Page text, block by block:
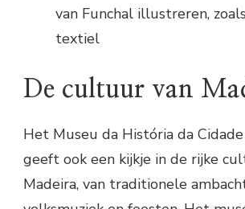
van Funchal illustreren,
textiel
De cultuur van
Het Museu da História da
geeft ook een kijkje in de rijke
Madeira, van traditionele